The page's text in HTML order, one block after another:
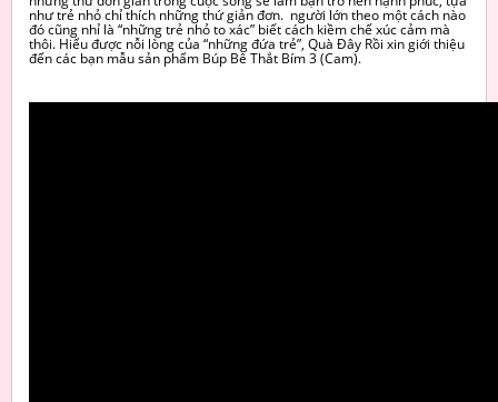
như trẻ nhỏ chỉ thích những thứ giản đơn. người lớn theo một cách nào
đó cũng nhỉ là “những trẻ nhỏ to xác” biết cách kiềm chế xúc cảm mà
thôi. Hiểu được nỗi lòng của “những đứa trẻ”, Quà Đây Rồi xin giới thiệu
đến các bạn mẫu sản phẩm Búp Bê Thắt Bím 3 (Cam).